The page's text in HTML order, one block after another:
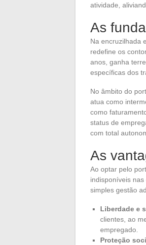
atividade,
As
Na encruzilhada
redefine os
anos, ganha
específicas dos
No âmbito do
atua como
como
status de
com total
As
Ao optar pelo
indisponíveis
simples gestão
Liberdade e
clientes, ao
empregado.
Proteção